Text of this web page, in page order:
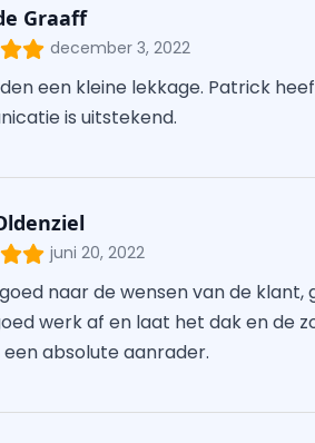
Graaff
december 3, 2022
een kleine lekkage. Patrick
is uitstekend.
juni 20, 2022
naar de wensen van de
werk af en laat het dak en de
absolute aanrader.